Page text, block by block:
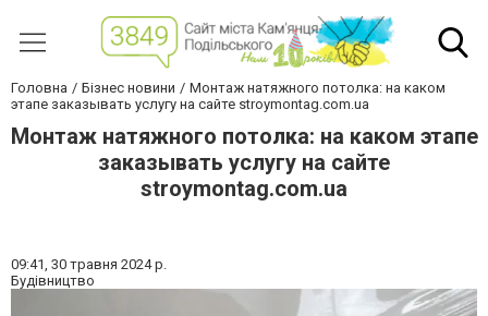
Головна Бізнес новини
Монтаж натяжного потолка: на каком
этапе заказывать услугу на сайте stroymontag.com.ua
Монтаж натяжного потолка: на каком этапе
заказывать услугу на сайте
stroymontag.com.ua
09:41, 30 травня 2024 р.
Будівництво